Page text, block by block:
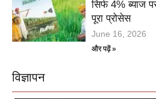
सिर्फ 4% ब्याज
पूरा प्रोसेस
June 16, 2026
और पढ़ें »
विज्ञापन